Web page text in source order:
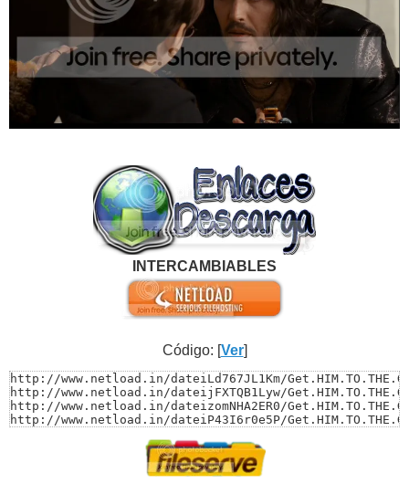
INTERCAMBIABLES
Código: [Ver]
http://www.netload.in/dateiLd767JL1Km/
http://www.netload.in/dateijFXTQB1Lyw/
http://www.netload.in/dateizomNHA2ER0/
http://www.netload.in/dateiP43I6r0e5P/
http://www.netload.in/dateikCxkW5AEDI/
http://www.netload.in/datei7d2OULsdYb/
http://www.netload.in/dateigfGWrNvQmG/